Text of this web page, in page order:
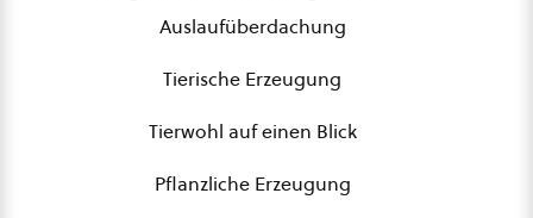
Auslaufüberdachung
Tierische Erzeugung
Tierwohl auf einen Blick
Pflanzliche Erzeugung